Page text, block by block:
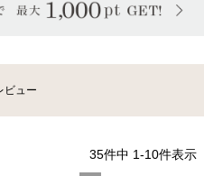
ビュー
35件中 1-10件表示